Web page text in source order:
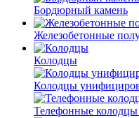
Бордюрный камень
Железобетонные
Колодцы
Колодцы
Телефонные